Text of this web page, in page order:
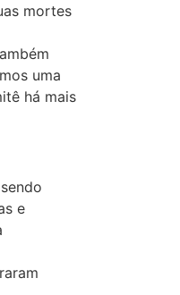
mortes
uma
há mais
e